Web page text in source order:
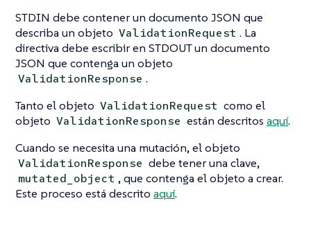
STDIN debe contener un documento JSON que
describa un objeto ValidationRequest . La
directiva debe escribir en STDOUT un documento
JSON que contenga un objeto
ValidationResponse .
Tanto el objeto ValidationRequest como el
objeto ValidationResponse están descritosaquí.
Cuando se necesita una mutación, el objeto
ValidationResponse debe tener una clave,
mutated_object , que contenga el objeto a crear.
Este proceso está descrito aquí.